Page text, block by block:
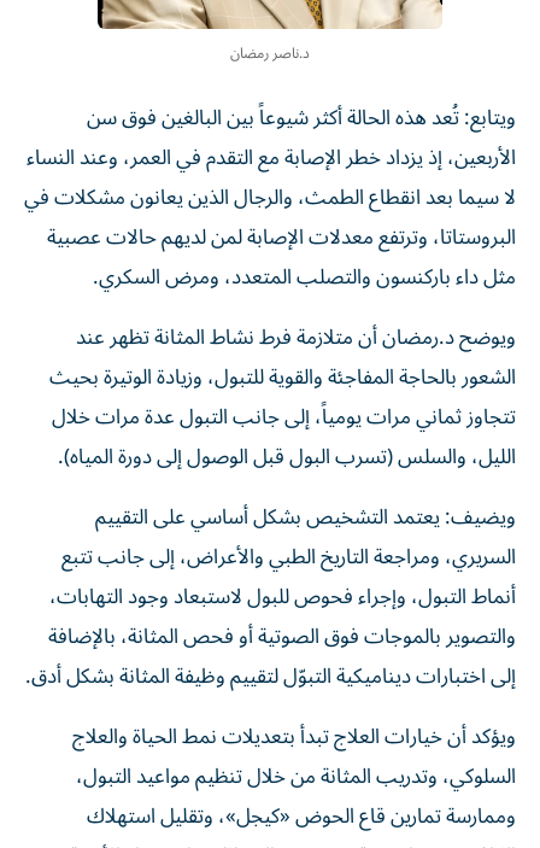
د.ناصر رمضان
ويتابع: تُعد هذه الحالة أكثر شيوعاً بين البالغين فوق سن
الأربعين، إذ يزداد خطر الإصابة مع التقدم في العمر، وعند النساء
لا سيما بعد انقطاع الطمث، والرجال الذين يعانون مشكلات في
البروستاتا، وترتفع معدلات الإصابة لمن لديهم حالات عصبية
مثل داء باركنسون والتصلب المتعدد، ومرض السكري.
ويوضح د.رمضان أن متلازمة فرط نشاط المثانة تظهر عند
الشعور بالحاجة المفاجئة والقوية للتبول، وزيادة الوتيرة بحيث
تتجاوز ثماني مرات يومياً، إلى جانب التبول عدة مرات خلال
الليل، والسلس (تسرب البول قبل الوصول إلى دورة المياه).
ويضيف: يعتمد التشخيص بشكل أساسي على التقييم
السريري، ومراجعة التاريخ الطبي والأعراض، إلى جانب تتبع
أنماط التبول، وإجراء فحوص للبول لاستبعاد وجود التهابات،
والتصوير بالموجات فوق الصوتية أو فحص المثانة، بالإضافة
إلى اختبارات ديناميكية التبوّل لتقييم وظيفة المثانة بشكل أدق.
ويؤكد أن خيارات العلاج تبدأ بتعديلات نمط الحياة والعلاج
السلوكي، وتدريب المثانة من خلال تنظيم مواعيد التبول،
وممارسة تمارين قاع الحوض «كيجل»، وتقليل استهلاك